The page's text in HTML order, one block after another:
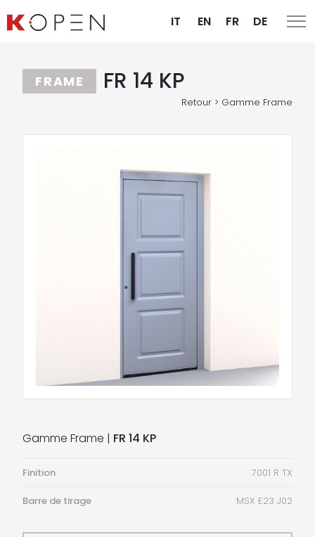
IT EN FR DE
FRAME FR 14 KP
Retour > Gamme Frame
Gamme Frame | FR 14 KP
Finition 7001 R TX
Barre de tirage MSX E23 J02